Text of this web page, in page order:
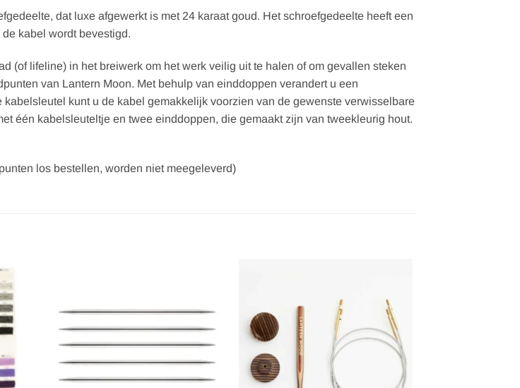
dat luxe afgewerkt is met 24 karaat goud. Het schroefgedeelte heeft een
kabel wordt bevestigd.
(of lifeline) in het breiwerk om het werk veilig uit te halen of om gevallen steken
van Lantern Moon. Met behulp van einddoppen verandert u een
kunt u de kabel gemakkelijk voorzien van de gewenste verwisselbare
één kabelsleuteltje en twee einddoppen, die gemaakt zijn van tweekleurig hout.
los bestellen, worden niet meegeleverd)
aan
aan
Toevoegen
aan
verlanglijst